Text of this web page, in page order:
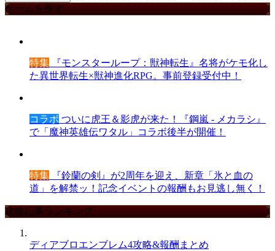
ゲームを探す
特集 『モンスターループ：獣神転生』名将がケモ化し
た異世界転生×獣神進化RPG。事前登録受付中！
コラボ ついに虎王＆影虎が来た！『鋼嵐 - メカラシ』
で「魔神英雄伝ワタル」コラボ後半が開催！
特集 『鈴蘭の剣』が2周年を迎え、新章「氷と血の
道」を解禁ッ！記念イベントの報酬もお見逃し無く！
攻略記事ランキング
ディアブロエンブレム4攻略&報酬まとめ